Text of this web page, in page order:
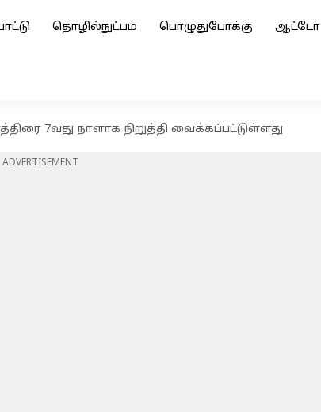
தொழில்நுட்பம் பொழுதுபோக்கு ஆட்டோ
7வது நாளாக நிறுத்தி வைக்கப்பட்டுள்ளது
ADVERTISEMENT